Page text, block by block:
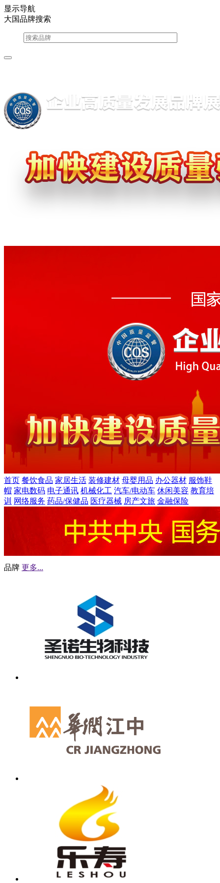
显示导航
大国品牌搜索
首页 餐饮食品 家居生活 装修建材 母婴用品 办公器材 服饰鞋
帽 家电数码 电子通讯 机械化工 汽车/电动车 休闲美容 教育培
训
网络服务 药品/保健品 医疗器械 房产文旅 金融保险
品牌 更多...